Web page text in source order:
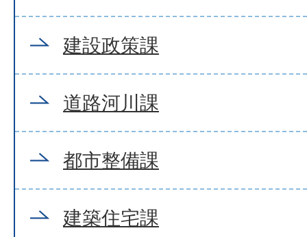
建設政策課
道路河川課
都市整備課
建築住宅課